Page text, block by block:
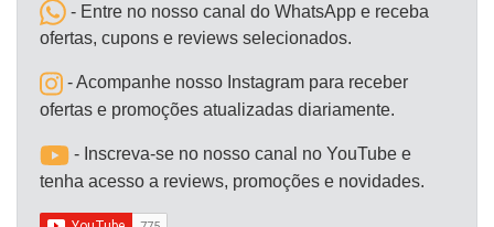
- Entre no nosso canal do WhatsApp e receba
ofertas, cupons e reviews selecionados.
- Acompanhe nosso Instagram para receber
ofertas e promoções atualizadas diariamente.
- Inscreva-se no nosso canal no YouTube e
tenha acesso a reviews, promoções e novidades.